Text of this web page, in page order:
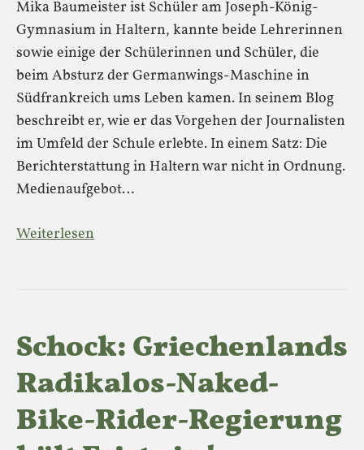
Mika Baumeister ist Schüler am Joseph-König-
Gymnasium in Haltern, kannte beide Lehrerinnen
sowie einige der Schülerinnen und Schüler, die
beim Absturz der Germanwings-Maschine in
Südfrankreich ums Leben kamen. In seinem Blog
beschreibt er, wie er das Vorgehen der Journalisten
im Umfeld der Schule erlebte. In einem Satz: Die
Berichterstattung in Haltern war nicht in Ordnung.
Medienaufgebot…
Weiterlesen
Schock: Griechenlands
Radikalos-Naked-
Bike-Rider-Regierung